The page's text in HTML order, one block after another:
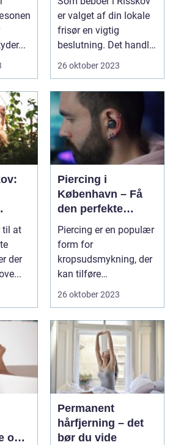
er valget af din lokale
frisør en vigtig
beslutning. Det handler
om mere...
26 oktober 2023
til at
der
Piercing i
København – Få
den perfekte
kropsudsmykning
Piercing er en populær
form for
kropsudsmykning, der
kan tilføre
personlighed og stil til
26 oktober 2023
og
Permanent
hårfjerning – det
bør du vide